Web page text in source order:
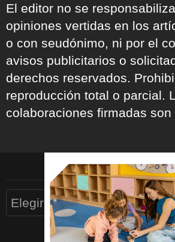
El editor no se
opiniones vertidas en los
o con seudónimo, ni por el
avisos publicitarios o
derechos reservados.
reproducción total o parcial.
colaboraciones firmadas son
ARCHIVOS
Archivos